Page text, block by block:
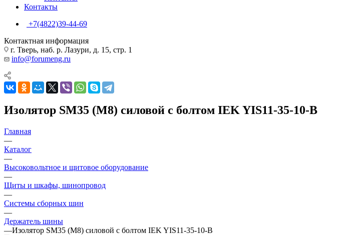
Контакты
+7(4822)39-44-69
Контактная информация
г. Тверь, наб. р. Лазури, д. 15, стр. 1
info@forumeng.ru
Изолятор SM35 (М8) силовой с болтом IEK YIS11-35-10-B
Главная
—
Каталог
—
Высоковольтное и щитовое оборудование
—
Щиты и шкафы, шинопровод
—
Системы сборных шин
—
Держатель шины
—Изолятор SM35 (М8) силовой с болтом IEK YIS11-35-10-B